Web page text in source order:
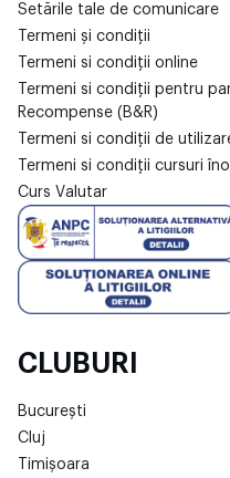
Setările tale de comunicare
Termeni și condiții
Termeni si condiții online
Termeni si condiții pentru
Recompense (B&R)
Termeni si condiții de
Termeni si condiții cursuri
Curs Valutar
CLUBURI
București
Cluj
Timișoara